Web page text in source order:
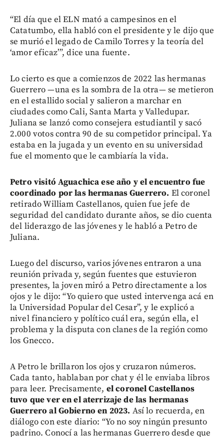
“El día que el ELN mató a campesinos en el
Catatumbo, ella habló con el presidente y le dijo que
se murió el legado de Camilo Torres y la teoría del
‘amor eficaz’”, dice una fuente.
Lo cierto es que a comienzos de 2022 las hermanas
Guerrero —una es la sombra de la otra— se metieron
en el estallido social y salieron a marchar en
ciudades como Cali, Santa Marta y Valledupar.
Juliana se lanzó como consejera estudiantil y sacó
2.000 votos contra 90 de su competidor principal. Ya
estaba en la jugada y un evento en su universidad
fue el momento que le cambiaría la vida.
Petro visitó Aguachica ese año y el encuentro fue
coordinado por las hermanas Guerrero. El coronel
retirado William Castellanos, quien fue jefe de
seguridad del candidato durante años, se dio cuenta
del liderazgo de las jóvenes y le habló a Petro de
Juliana.
Luego del discurso, varios jóvenes entraron a una
reunión privada y, según fuentes que estuvieron
presentes, la joven miró a Petro directamente a los
ojos y le dijo: “Yo quiero que usted intervenga acá en
la Universidad Popular del Cesar”, y le explicó a
nivel financiero y político cuál era, según ella, el
problema y la disputa con clanes de la región como
los Gnecco.
A Petro le brillaron los ojos y cruzaron números.
Cada tanto, hablaban por chat y él le enviaba libros
para leer. Precisamente, el coronel Castellanos
tuvo que ver en el aterrizaje de las hermanas
Guerrero al Gobierno en 2023. Así lo recuerda, en
diálogo con este diario: “Yo no soy ningún presunto
padrino. Conocí a las hermanas Guerrero desde que